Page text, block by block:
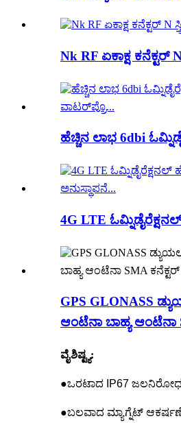
Nk RF ಏಕಾಕ್ಷ ಕನೆಕ್ಟರ್
ಹೆಚ್ಚಿನ ಲಾಭ 6dbi
4G LTE
GPS GLONASS
ಆಂಟೆನಾ ಬಾಹ್ಯ ಆಂಟೆನಾ
ವೈಶಿಷ್ಟ್ಯ:
●ಒರಟಾದ IP67
●ಬಲವಾದ ಮ್ಯಾಗ್ನೆಟ್